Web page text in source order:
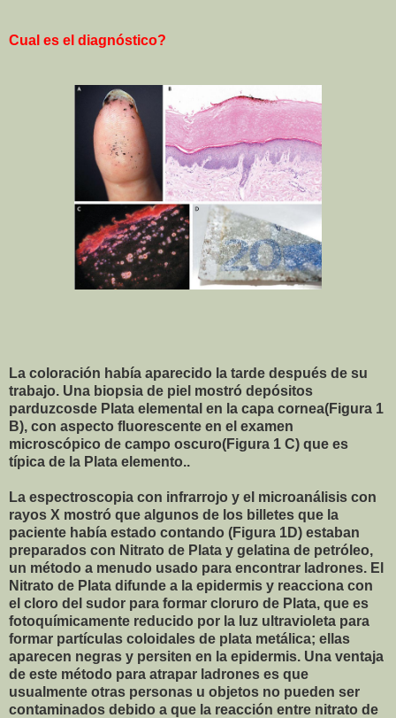
Cual es el diagnóstico?
La coloración había aparecido la tarde después de su
trabajo. Una biopsia de piel mostró depósitos
parduzcosde Plata elemental en la capa cornea(Figura 1
B), con aspecto fluorescente en el examen
microscópico de campo oscuro(Figura 1 C) que es
típica de la Plata elemento..
La espectroscopia con infrarrojo y el microanálisis con
rayos X mostró que algunos de los billetes que la
paciente había estado contando (Figura 1D) estaban
preparados con Nitrato de Plata y gelatina de petróleo,
un método a menudo usado para encontrar ladrones. El
Nitrato de Plata difunde a la epidermis y reacciona con
el cloro del sudor para formar cloruro de Plata, que es
fotoquímicamente reducido por la luz ultravioleta para
formar partículas coloidales de plata metálica; ellas
aparecen negras y persiten en la epidermis. Una ventaja
de este método para atrapar ladrones es que
usualmente otras personas u objetos no pueden ser
contaminados debido a que la reacción entre nitrato de